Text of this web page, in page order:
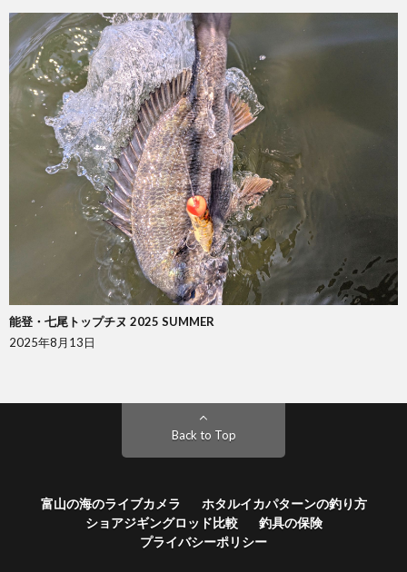
能登・七尾トップチヌ 2025 SUMMER
2025年8月13日
Back to Top
富山の海のライブカメラ
ホタルイカパターンの釣り方
ショアジギングロッド比較
釣具の保険
プライバシーポリシー